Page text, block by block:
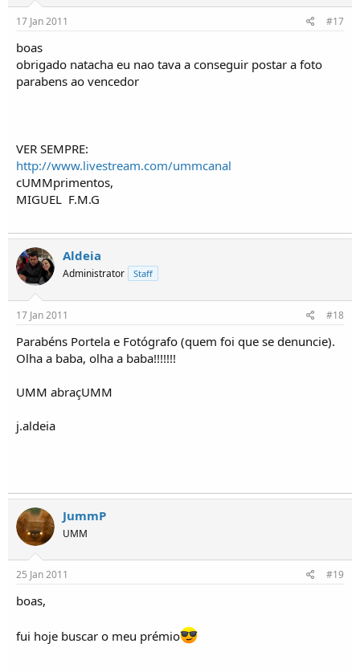
17 Jan 2011 #17
boas
obrigado natacha eu nao tava a conseguir postar a foto
parabens ao vencedor
VER SEMPRE:
http://www.livestream.com/ummcanal
cUMMprimentos,
MIGUEL F.M.G
Aldeia
Administrator Staff
17 Jan 2011 #18
Parabéns Portela e Fotógrafo (quem foi que se denuncie).
Olha a baba, olha a baba!!!!!!!
UMM abraçUMM
j.aldeia
JummP
UMM
25 Jan 2011 #19
boas,
fui hoje buscar o meu prémio